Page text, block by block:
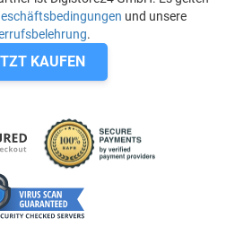
und unsere
.
KAUFEN